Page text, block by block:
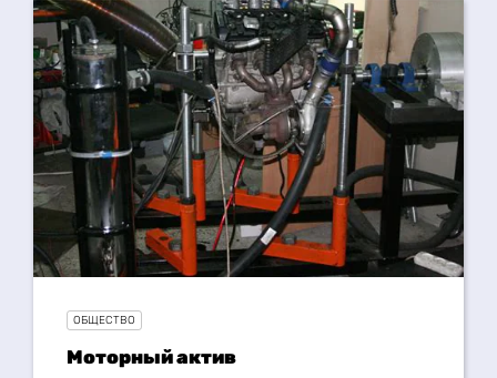
ОБЩЕСТВО
Моторный актив